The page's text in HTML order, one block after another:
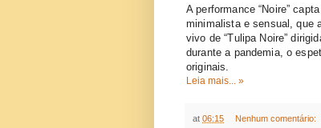
A performance “Noire”
minimalista e sensual , que
vivo de “Tulipa Noire”
durante a pandemia, o
originais.
Leia mais... »
at 06:15 Nenhum comentário: